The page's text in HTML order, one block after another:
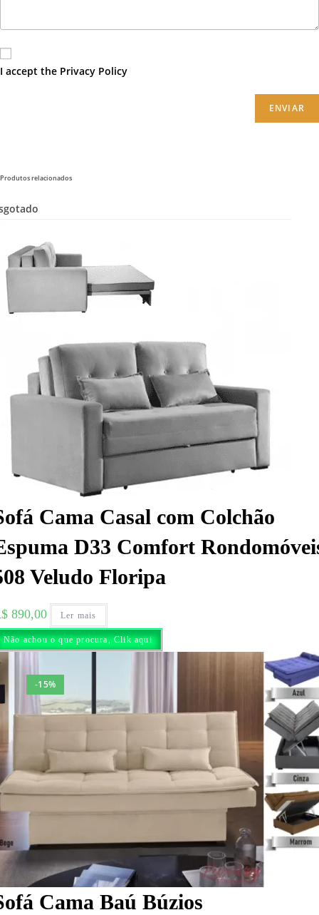
I accept the Privacy Policy
ENVIAR
Produtos relacionados
Cama Casal com Colchão
D33 Comfort
Veludo Floripa
890,00 Ler mais
Não achou o que procura, Clik aqui
-15%
Cama Baú Búzios